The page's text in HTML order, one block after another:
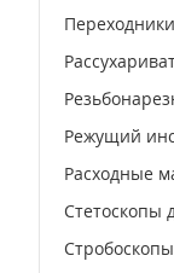
T60
H6
H4
H5
Переходники
Режущий
Расходные
Стетоскопы